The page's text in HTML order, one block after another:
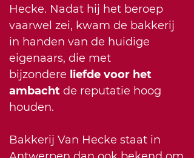
Hecke. Nadat hij het beroep
vaarwel zei, kwam de bakkerij
in handen van de huidige
eigenaars, die met
bijzondere liefde voor het
ambacht de reputatie hoog
houden.
Bakkerij Van Hecke staat in